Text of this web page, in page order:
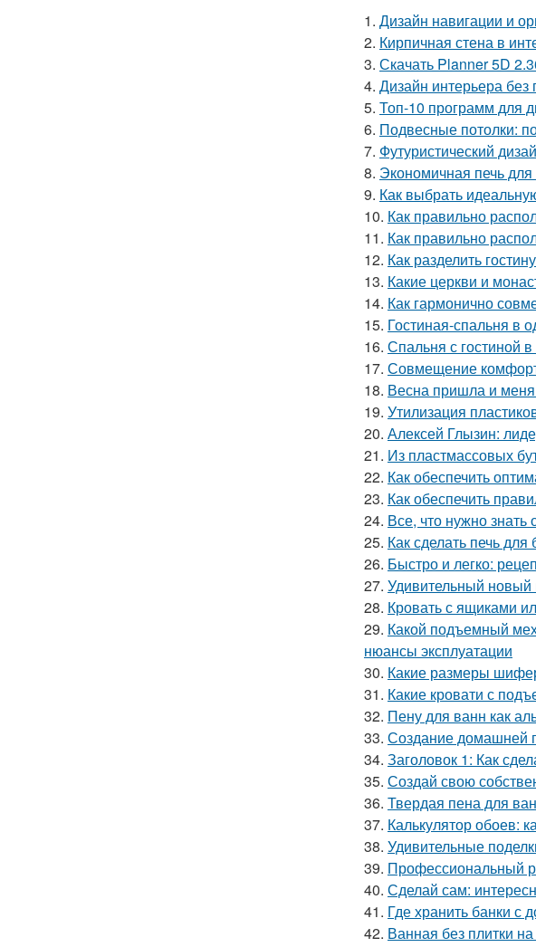
1. Дизайн навигации и
2. Кирпичная стена в
3. Скачать Planner 5D
4. Дизайн интерьера
5. Топ-10 программ для
6. Подвесные потолки:
7. Футуристический
8. Экономичная печь для
9. Как выбрать
10. Как правильно
11. Как правильно
12. Как разделить
13. Какие церкви и
14. Как гармонично
15. Гостиная-спальня в
16. Спальня с гостиной
17. Совмещение
18. Весна пришла и меня
19. Утилизация
20. Алексей Глызин:
21. Из пластмассовых
22. Как обеспечить
23. Как обеспечить
24. Все, что нужно знать
25. Как сделать печь
26. Быстро и легко:
27. Удивительный
28. Кровать с ящиками
29. Какой подъемный
нюансы эксплуатации
30. Какие размеры
31. Какие кровати с
32. Пену для ванн как
33. Создание домашней
34. Заголовок 1: Как
35. Создай свою
36. Твердая пена для
37. Калькулятор обоев:
38. Удивительные
39. Профессиональный
40. Сделай сам:
41. Где хранить банки с
42. Ванная без плитки